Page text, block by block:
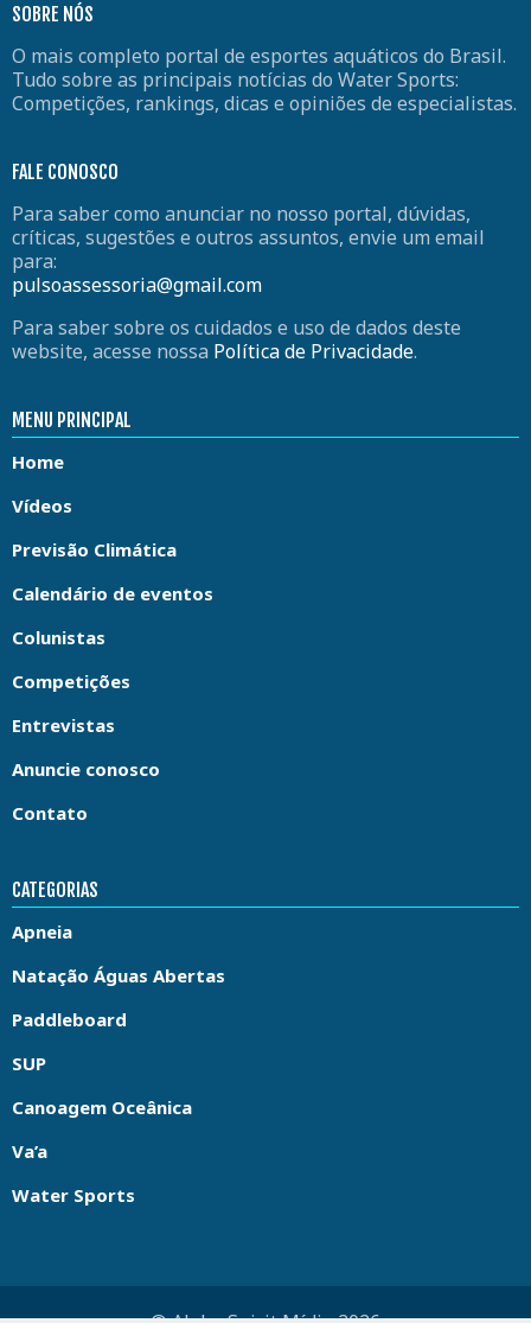
SOBRE NÓS
O mais completo portal de esportes aquáticos do Brasil.
Tudo sobre as principais notícias do Water Sports:
Competições, rankings, dicas e opiniões de especialistas.
FALE CONOSCO
Para saber como anunciar no nosso portal, dúvidas,
críticas, sugestões e outros assuntos, envie um email
para:
pulsoassessoria@gmail.com
Para saber sobre os cuidados e uso de dados deste
website, acesse nossa Política de Privacidade.
MENU PRINCIPAL
Home
Vídeos
Previsão Climática
Calendário de eventos
Colunistas
Competições
Entrevistas
Anuncie conosco
Contato
CATEGORIAS
Apneia
Natação Águas Abertas
Paddleboard
SUP
Canoagem Oceânica
Va’a
Water Sports